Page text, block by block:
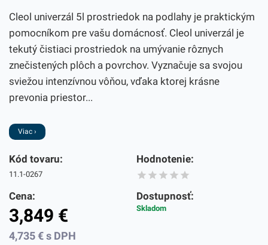
Cleol univerzál 5l prostriedok na podlahy je praktickým
pomocníkom pre vašu domácnosť. Cleol univerzál je
tekutý čistiaci prostriedok na umývanie rôznych
znečistených plôch a povrchov. Vyznačuje sa svojou
sviežou intenzívnou vôňou, vďaka ktorej krásne
prevonia priestor...
Viac ›
Kód tovaru:
11.1-0267
Hodnotenie:
Cena:
3,849 €
4,735€ s DPH
Dostupnosť:
Skladom